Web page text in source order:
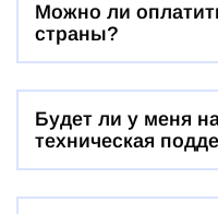
Можно ли
страны?
Будет ли у меня
техническая